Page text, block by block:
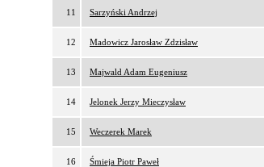
11 Sarzyński Andrzej
12 Madowicz Jarosław Zdzisław
13 Majwald Adam Eugeniusz
14 Jelonek Jerzy Mieczysław
15 Weczerek Marek
16 Śmieja Piotr Paweł